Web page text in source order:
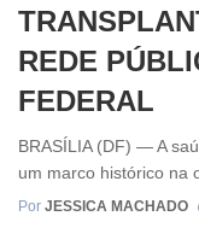
REDE
FEDERAL
BRASÍLIA (DF) — A
um marco histórico na
Por JESSICA MACHADO